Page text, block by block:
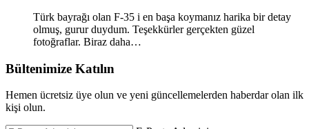
Türk bayrağı olan F-35 i en başa koymanız harika bir detay
olmuş, gurur duydum. Teşekkürler gerçekten güzel
fotoğraflar. Biraz daha…
Bültenimize Katılın
Hemen ücretsiz üye olun ve yeni güncellemelerden haberdar olan ilk
kişi olun.